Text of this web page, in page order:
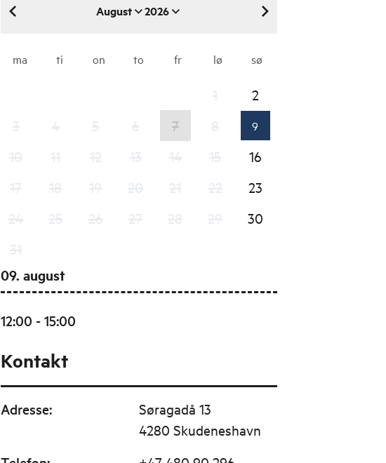
August 2026
august 2026
ma ti on to fr lø sø
2
7 9
16
23
30
09. august
12:00 - 15:00
Kontakt
Adresse:
Søragadå 13
4280 Skudeneshavn